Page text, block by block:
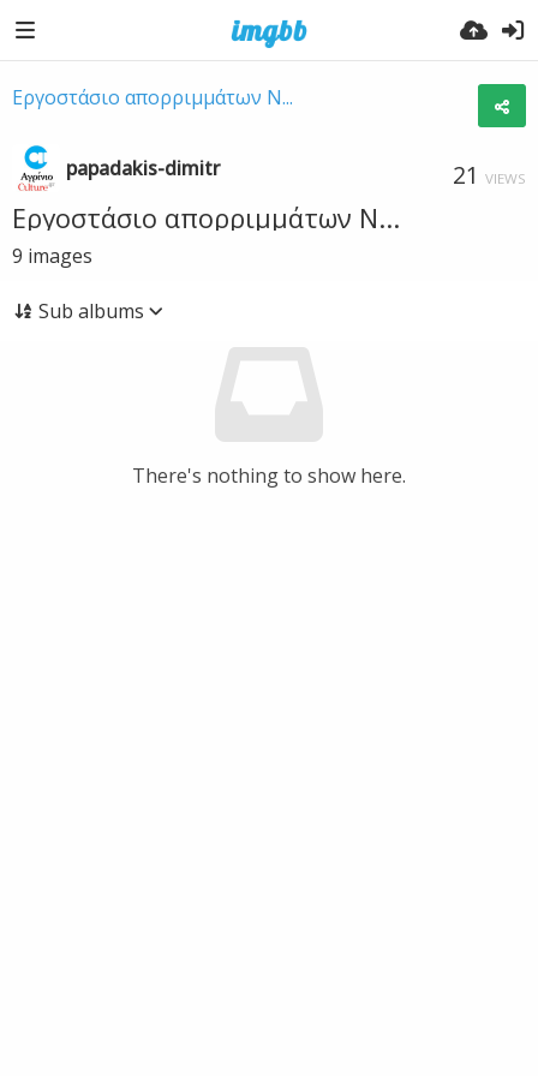
Εργοστάσιο απορριμμάτων Ν...
papadakis-dimitr 21 VIEWS
Εργοστάσιο απορριμμάτων Ν...
9 images
Sub albums
There's nothing to show here.